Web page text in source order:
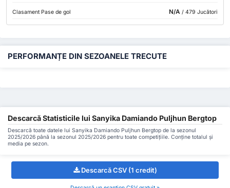
Clasament Pase de gol N/A / 479 Jucători
PERFORMANȚE DIN SEZOANELE TRECUTE
Descarcă Statisticile lui Sanyika Damiando Puljhun Bergtop
Descarcă toate datele lui Sanyika Damiando Puljhun Bergtop de la sezonul
2025/2026 până la sezonul 2025/2026 pentru toate competițiile. Conține totalul și
media pe sezon.
Descarcă CSV (1 credit)